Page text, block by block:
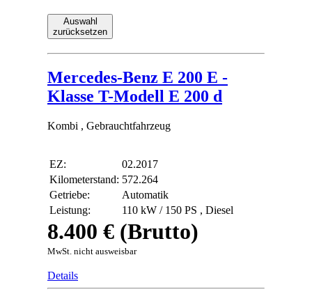
Auswahl
zurücksetzen
Mercedes-Benz E 200 E -
Klasse T-Modell E 200 d
Kombi , Gebrauchtfahrzeug
EZ:
02.2017
Kilometerstand: 572.264
Getriebe:
Automatik
Leistung:
110 kW / 150 PS , Diesel
8.400 € (Brutto)
MwSt. nicht ausweisbar
Details